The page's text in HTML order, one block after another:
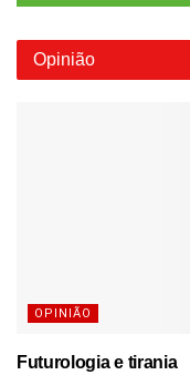
Opinião
OPINIÃO
Futurologia e tirania